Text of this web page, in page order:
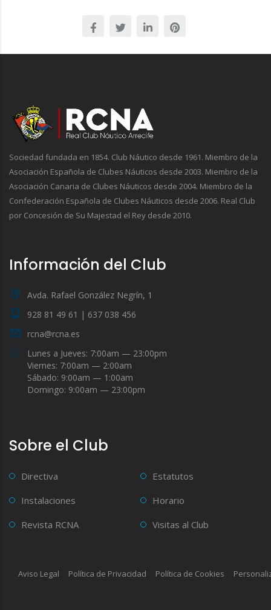
Sociedad fundada en 1854. Club Náutico desde 1961. Miembro de la
Asociación Española de Clubes Náuticos desde 2003. Miembro de la
Asociación Canaria de Clubes Náuticos desde 2004. Miembro de la
Confederación Española de Clubes Náuticos desde 2006. Real Club
por Concesión de Su Majestad el Rey desde 2010.
Información del Club
Avda. Rafael González Negrín, 1
928 81 49 61 | 637 038 456
rcna@rcna.es
Lunes a Jueves: 7:00am — 23:00pm
Viernes: 7:00am — 2:00am
Sábado: 9:00am — 1:00am
Domingo: 9:00am — 23:00pm
Sobre el Club
Directiva
Estatutos
Instalaciones
Horario
Revista RCNA
Visitas al Club
Aviso Legal Política de Privacidad Política de Cookies